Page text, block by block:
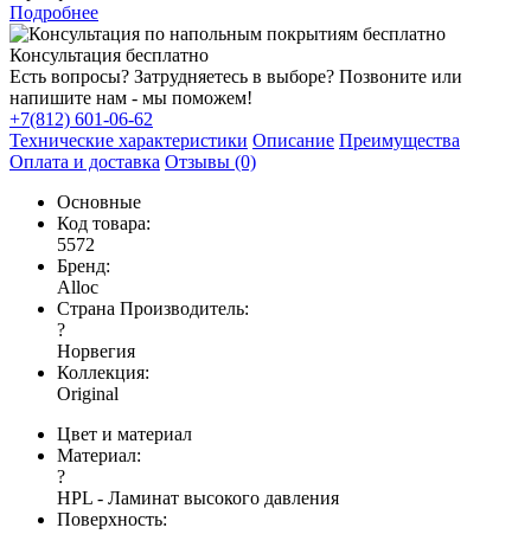
Подробнее
Консультация бесплатно
Есть вопросы? Затрудняетесь в выборе? Позвоните или
напишите нам - мы поможем!
+7(812) 601-06-62
Технические характеристики Описание Преимущества
Оплата и доставка Отзывы (0)
Основные
Код товара:
5572
Бренд:
Alloc
Страна Производитель:
?
Норвегия
Коллекция:
Original
Цвет и материал
Материал:
?
HPL - Ламинат высокого давления
Поверхность: